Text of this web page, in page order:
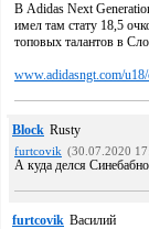
В Adidas Next
имел там стату 18,5
топовых талантов в
www.adidasngt.com/
Block Rusty
furtcovik (30.07.2020
А куда делся
furtcovik Василий